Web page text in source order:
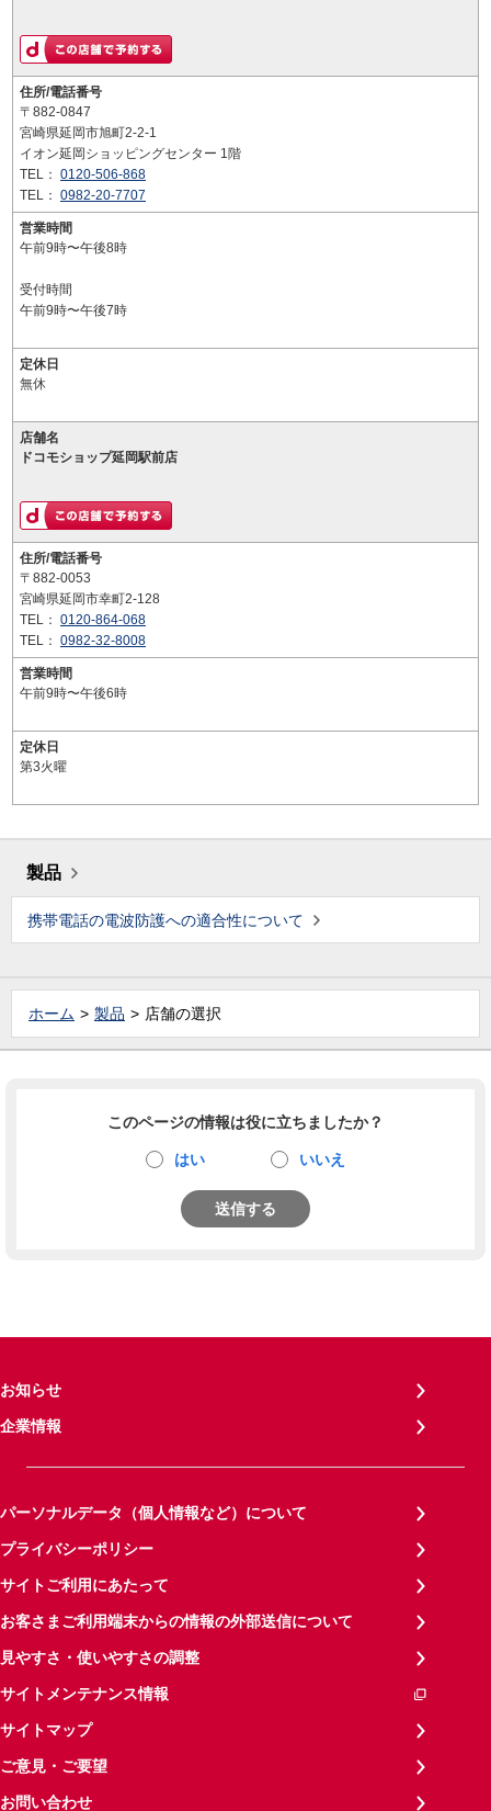
住所/電話番号
〒882-0847
宮崎県延岡市旭町2-2-1
イオン延岡ショッピングセンター 1階
TEL： 0120-506-868
TEL： 0982-20-7707
営業時間
午前9時〜午後8時
受付時間
午前9時〜午後7時
定休日
無休
店舗名
ドコモショップ延岡駅前店
住所/電話番号
〒882-0053
宮崎県延岡市幸町2-128
TEL： 0120-864-068
TEL： 0982-32-8008
営業時間
午前9時〜午後6時
定休日
第3火曜
製品
携帯電話の電波防護への適合性について
ホーム 製品 店舗の選択
このページの情報は役に立ちましたか？
はい いいえ
送信する
お知らせ
企業情報
パーソナルデータ（個人情報など）について
プライバシーポリシー
サイトご利用にあたって
お客さまご利用端末からの情報の外部送信について
見やすさ・使いやすさの調整
サイトメンテナンス情報
サイトマップ
ご意見・ご要望
お問い合わせ